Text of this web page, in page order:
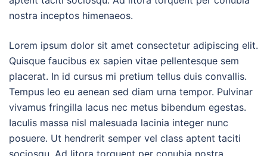
nostra inceptos himenaeos.
Lorem ipsum dolor sit amet consectetur adipiscing elit.
Quisque faucibus ex sapien vitae pellentesque sem
placerat. In id cursus mi pretium tellus duis convallis.
Tempus leo eu aenean sed diam urna tempor. Pulvinar
vivamus fringilla lacus nec metus bibendum egestas.
Iaculis massa nisl malesuada lacinia integer nunc
posuere. Ut hendrerit semper vel class aptent taciti
sociosqu. Ad litora torquent per conubia nostra